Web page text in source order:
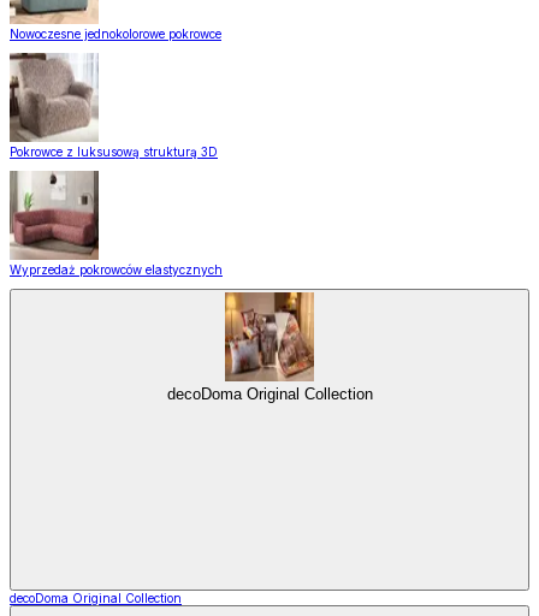
Nowoczesne jednokolorowe pokrowce
Pokrowce z luksusową strukturą 3D
Wyprzedaż pokrowców elastycznych
decoDoma Original Collection
decoDoma Original Collection